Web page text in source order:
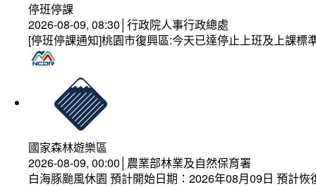
停班停課
2026-08-09, 08:30│行政院人事行政總處
[停班停課通知]桃園市復興區:今天已達停止上班及上課
國家森林遊樂區
2026-08-09, 00:00│農業部林業及自然保育署
白海豚颱風休園 預計開始日期：2026年08月09日 預計